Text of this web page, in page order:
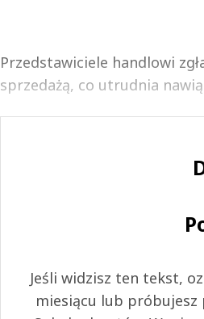
Przedstawiciele handlowi
sprzedażą, co utrudnia
Jeśli widzisz ten tekst,
miesiącu lub próbujesz